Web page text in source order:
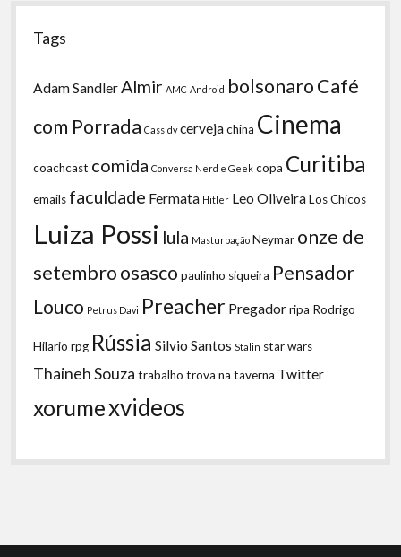
Tags
Adam Sandler Almir AMC Android bolsonaroCafé
com Porrada Cassidy cervejachina Cinema
coachcast comida Conversa Nerd e Geek copa Curitiba
emails faculdade Fermata Hitler Leo OliveiraLos Chicos
Luiza Possi lula Masturbação Neymar onze de
setembroosasco paulinho siqueira Pensador
Louco Petrus Davi Preacher Pregadorripa Rodrigo
Hilario rpg Rússia Silvio Santos Stalin star wars
Thaineh Souza trabalho trova na taverna Twitter
xorumexvideos